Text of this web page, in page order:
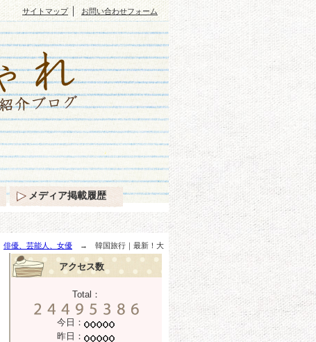
俳優、芸能人、女優 → 韓国旅行｜最新！大
アクセス数
Total：
今日：
昨日：
サイトマップ｜ お問い合わせフォーム
メディア掲載履歴